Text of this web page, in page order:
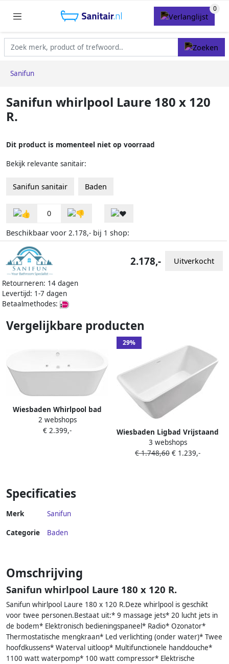
Sanifun
Sanifun whirlpool Laure 180 x 120
R.
Dit product is momenteel niet op voorraad
Bekijk relevante sanitair:
Sanifun sanitair Baden
0
Beschikbaar voor 2.178,- bij 1 shop:
Retourneren: 14 dagen
Levertijd: 1-7 dagen
Betaalmethodes:
2.178,- Uitverkocht
Vergelijkbare producten
Wiesbaden Whirlpool bad
Libero | 170x80 cm |
Incl.Afvoer-Wit | Sleuf
2 webshops
€ 2.399,-
29%
Wiesbaden Ligbad Vrijstaand
Larx Rechthoek
78x170x59cm
3 webshops
€ 1.748,60 € 1.239,-
Specificaties
Merk Sanifun
Categorie Baden
Omschrijving
Sanifun whirlpool Laure 180 x 120 R.
Sanifun whirlpool Laure 180 x 120 R.Deze whirlpool is geschikt
voor twee personen.Bestaat uit:* 9 massage jets* 20 lucht jets in
de bodem* Elektronisch bedieningspaneel* Radio* Ozonator*
Thermostatische mengkraan* Led verlichting (onder water)* Twee
hoofdkussens* Waterval uitloop* Multifunctionele handdouche*
1100 watt waterpomp* 100 watt compressor* Elektrische